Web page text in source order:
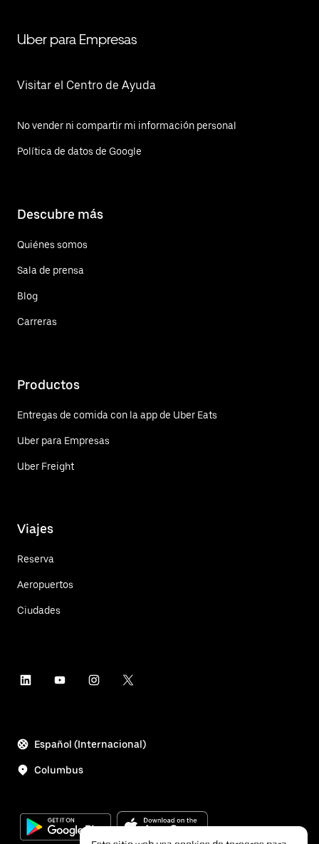
Uber para Empresas
Visitar el Centro de Ayuda
No vender ni compartir mi información personal
Política de datos de Google
Descubre más
Quiénes somos
Sala de prensa
Blog
Carreras
Productos
Entregas de comida con la app de Uber Eats
Uber para Empresas
Uber Freight
Viajes
Reserva
Aeropuertos
Ciudades
Español (Internacional)
Columbus